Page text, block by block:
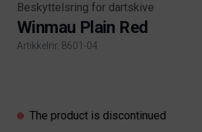
Beskyttelsring for dartskive
Winmau Plain Red
Artikkelnr. 8601-04
The product is discontinued